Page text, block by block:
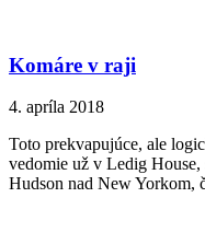
Komáre v raji
4. apríla 2018
Toto prekvapujúce, ale
vedomie už v Ledig
Hudson nad New Yorkom,